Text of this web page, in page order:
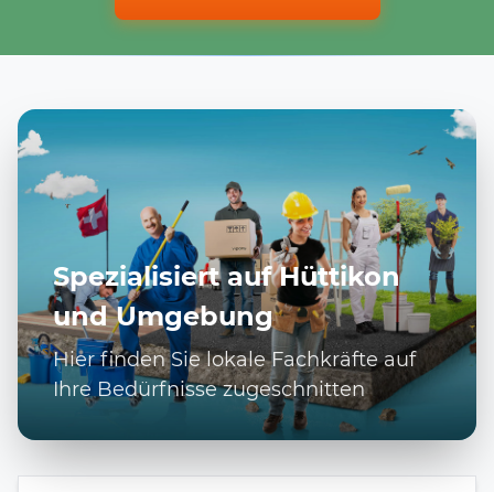
Spezialisiert auf Hüttikon
und Umgebung
Hier finden Sie lokale Fachkräfte auf
Ihre Bedürfnisse zugeschnitten